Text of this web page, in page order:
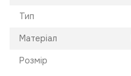
Тип
Матеріал
Розмір